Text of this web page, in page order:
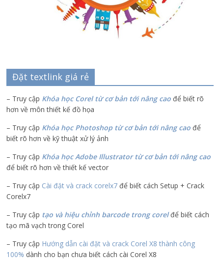
Đặt textlink giá rẻ
– Truy cập Khóa học Corel từ cơ bản tới nâng cao để biết rõ
hơn về môn thiết kế đồ họa
– Truy cập Khóa học Photoshop từ cơ bản tới nâng cao để
biết rõ hơn về kỹ thuật xử lý ảnh
– Truy cập Khóa học Adobe Illustratortừ cơ bản tới nâng cao
để biết rõ hơn về thiết kế vector
– Truy cập Cài đặt và crack corelx7 để biết cách Setup + Crack
Corelx7
– Truy cập tạo và hiệu chỉnh barcode trong corelđể biết cách
tạo mã vạch trong Corel
– Truy cập Hướng dẫn cài đặt và crack Corel X8 thành công
100% dành cho bạn chưa biết cách cài Corel X8